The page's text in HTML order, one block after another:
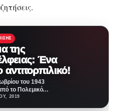
της
Ένα
του 1943
το Πολεμικό
ΗΠΑ το αποκληθέν
2019